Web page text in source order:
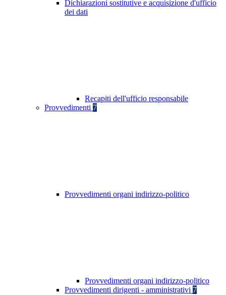
Dichiarazioni sostitutive e acquisizione d'ufficio
dei dati
Recapiti dell'ufficio responsabile
Provvedimenti 7
Provvedimenti organi indirizzo-politico
Provvedimenti organi indirizzo-politico
Provvedimenti dirigenti - amministrativi 7